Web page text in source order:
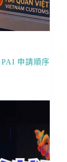
申請順序